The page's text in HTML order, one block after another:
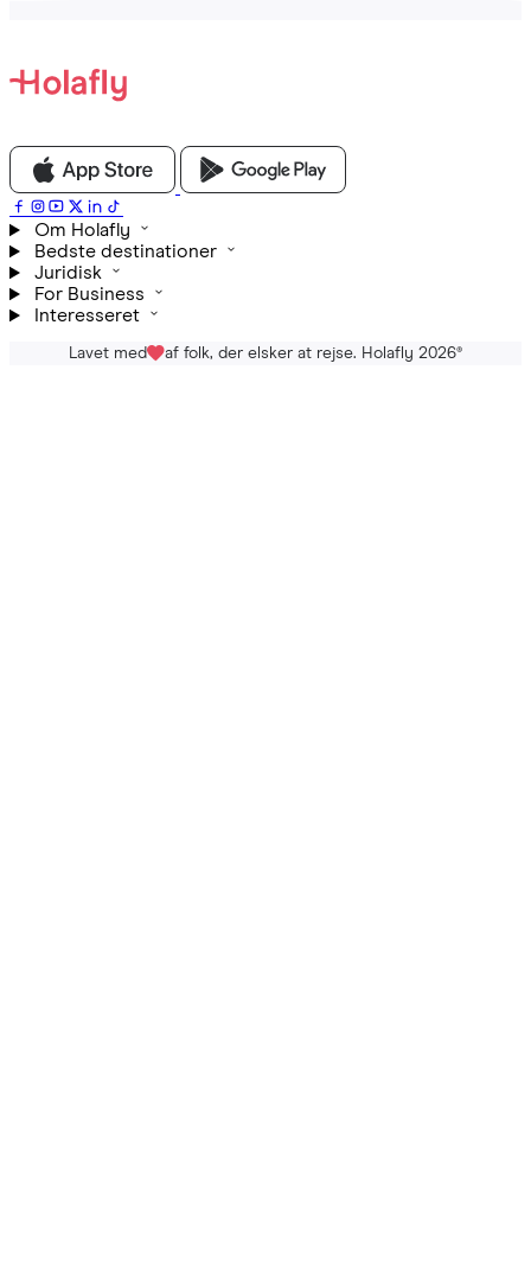
Om Holafly
Bedste destinationer
Juridisk
For Business
Interesseret
Lavet med af folk, der elsker at rejse. Holafly 2026®